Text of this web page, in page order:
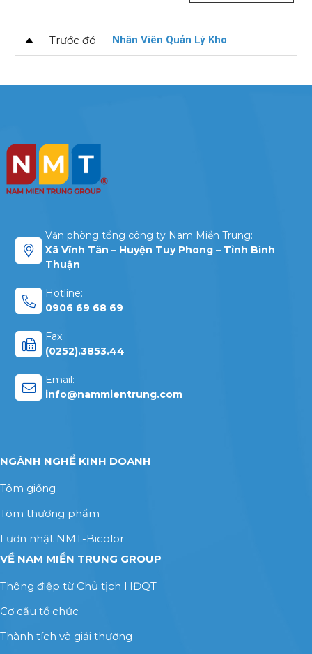
Trước đó Nhân Viên Quản Lý Kho
Văn phòng tổng công ty Nam Miền Trung:
Xã Vĩnh Tân – Huyện Tuy Phong – Tỉnh Bình
Thuận
Hotline:
0906 69 68 69
Fax:
(0252).3853.44
Email:
info@nammientrung.com
NGÀNH NGHỀ KINH DOANH
Tôm giống
Tôm thương phẩm
Lươn nhật NMT-Bicolor
VỀ NAM MIỀN TRUNG GROUP
Thông điệp từ Chủ tịch HĐQT
Cơ cấu tổ chức
Thành tích và giải thưởng